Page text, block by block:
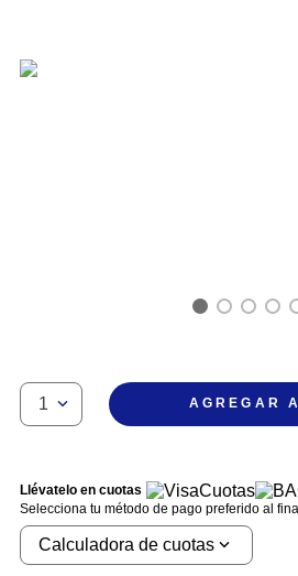
1 AGREGAR
Llévatelo en cuotas
Selecciona tu método de pago preferido al
Calculadora de cuotas